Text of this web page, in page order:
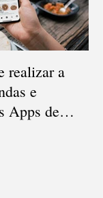
realizar a
e
Apps de